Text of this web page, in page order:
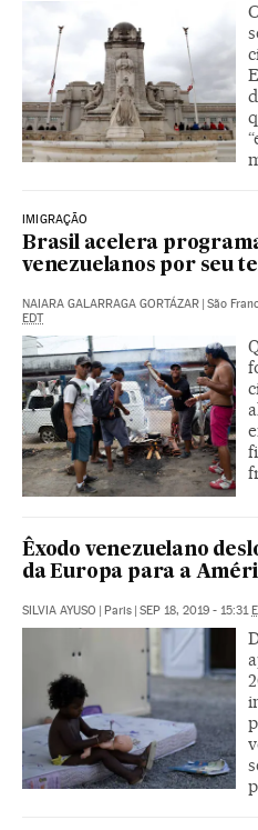
IMIGRAÇÃO
Brasil acelera
venezuelanos por seu
NAIARA GALARRAGA GORTÁZAR | São
EDT
Êxodo venezuelano
da Europa para a
SILVIA AYUSO | Paris | SEP 18, 2019 - 15:31